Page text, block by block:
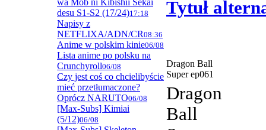
wa Mob ni Kibishii Sekai
desu S1-S2 (17/24)17:18
Napisy z
NETFLIXA/ADN/CR08:36
Anime w polskim kinie06/08
Lista anime po polsku na
Crunchyroll06/08
Czy jest coś co chcielibyście
mieć przetłumaczone?
Oprócz NARUTO06/08
[Max-Subs] Kimiai
(5/12)06/08
Tytuł
Dragon Ball
Super ep061
Dragon
Ball